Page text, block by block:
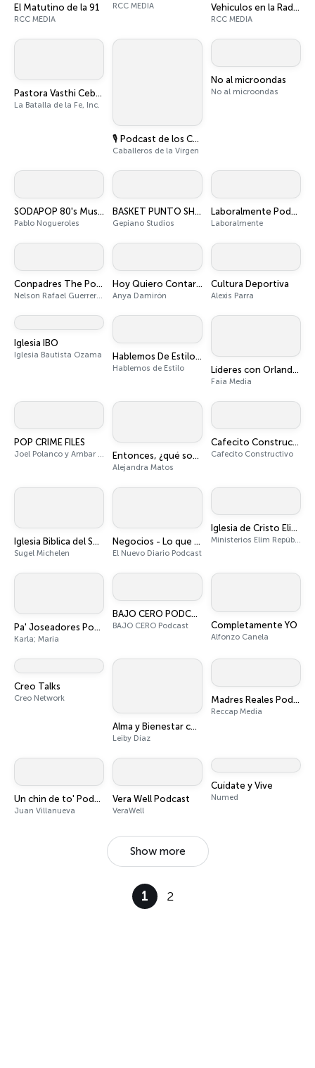
El Matutino de la 91
RCC MEDIA
RCC MEDIA Vehiculos en la Radio
RCC MEDIA
Pastora Vasthi Ceballo de Molina
La Batalla de la Fe, Inc.
🎙️ Podcast de los Caballeros | Heraldos del Evangelio - Caballeros de la Virgen
Caballeros de la Virgen
No al microondas
No al microondas
SODAPOP 80's Music & Oldies
Pablo Nogueroles
BASKET PUNTO SHOW
Gepiano Studios
Laboralmente Podcast
Laboralmente
Conpadres The Podcast
Nelson Rafael Guerrero y Enrique Quailey
Hoy Quiero Contarles
Anya Damirón
Cultura Deportiva
Alexis Parra
Iglesia IBO
Iglesia Bautista Ozama Hablemos De Estilo Podcast
Hablemos de Estilo Líderes con Orlando Jorge Villegas
Faia Media
POP CRIME FILES
Joel Polanco y Ambar Maceo Entonces, ¿qué somos? By Resiliencia Vital
Alejandra Matos
Cafecito Constructivo
Cafecito Constructivo
Iglesia Biblica del Señor Jesucristo
Sugel Michelen
Negocios - Lo que no te cuentan.
El Nuevo Diario Podcast
Iglesia de Cristo Elim RD
Ministerios Elim República Dominicana
Pa' Joseadores Podcast
Karla; Maria
BAJO CERO PODCAST
BAJO CERO Podcast Completamente YO
Alfonzo Canela
Creo Talks
Creo Network
Alma y Bienestar con la Psicóloga Leiby Díaz
Leiby Díaz
Madres Reales Podcast
Reccap Media
Un chin de to' Podcast
Juan Villanueva
Vera Well Podcast
VeraWell
Cuídate y Vive
Numed
Show more
1 2